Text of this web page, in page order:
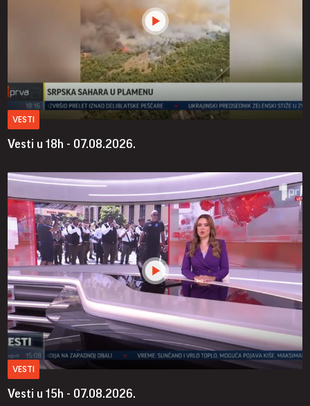
VESTI
Vesti u 18h - 07.08.2026.
VESTI
Vesti u 15h - 07.08.2026.